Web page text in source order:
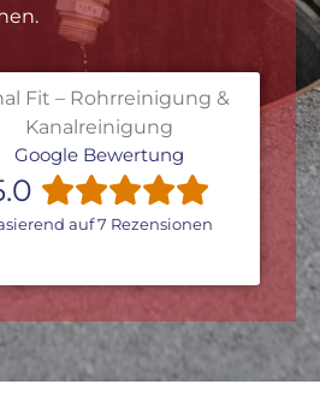
Fit – Rohrreinigung &
Kanalreinigung
Google Bewertung
auf 7 Rezensionen